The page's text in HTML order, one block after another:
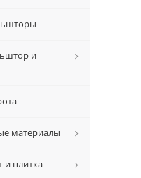
и
материалы
и плитка